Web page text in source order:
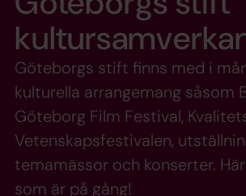
Göteborgs stift finns med i
kulturella arrangemang såsom
Göteborg Film Festival,
Vetenskapsfestivalen,
temamässor och konserter.
som är på gång!